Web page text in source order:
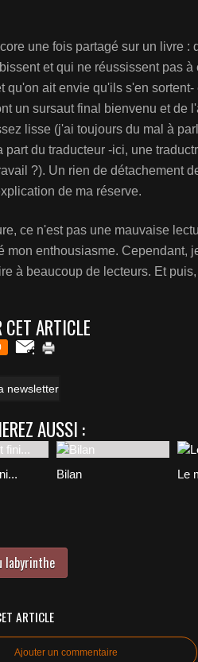
une fois partagé sur un livre
et qui ne réussissent pas
qu'on ait envie qu'ils s'en
un sursaut final bienvenu et de
lisse (j'ai toujours du mal à
part du traducteur -ici, une
?). Un rien de détachement
de ma réserve.
ce n'est pas une mauvaise
mon enthousiasme. Cependant,
à beaucoup de lecteurs. Et
CET ARTICLE
newsletter
AUSSI :
Bilan
Le
labyrinthe
ARTICLE
Ajouter un commentaire